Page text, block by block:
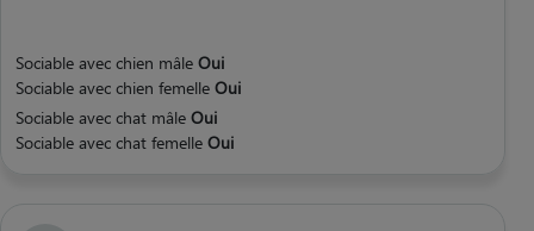
Sociable avec chien mâle Oui
Sociable avec chien femelle Oui
Sociable avec chat mâle Oui
Sociable avec chat femelle Oui